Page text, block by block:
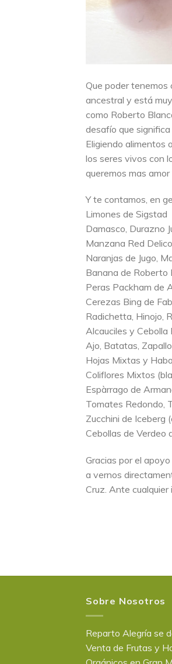
Que poder tenemos
ancestral y está
como Roberto
desafío que
Eligiendo alimentos
los seres vivos con
queremos mas
Y te contamos, en
Limones de Sigstad
Damasco, Durazno
Manzana Red
Naranjas de Jugo,
Banana de Roberto
Peras Packham de
Cerezas Bing de
Radichetta, Hinojo,
Alcauciles y Cebolla
Ajo, Batatas,
Hojas Mixtas y
Coliflores Mixtos
Espàrrago de
Tomates Redondo,
Zucchini de Iceberg
Cebollas de Verdeo
Gracias por el
a vernos
Cruz. Ante
Sobre Nosotros
Reparto Alegría se
Venta de Frutas y